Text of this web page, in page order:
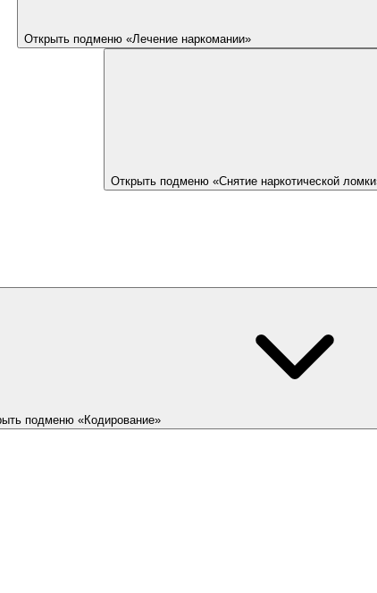
Открыть подменю «Лечение наркомании»
Открыть подменю «Снятие наркотической
подменю «Кодирование»